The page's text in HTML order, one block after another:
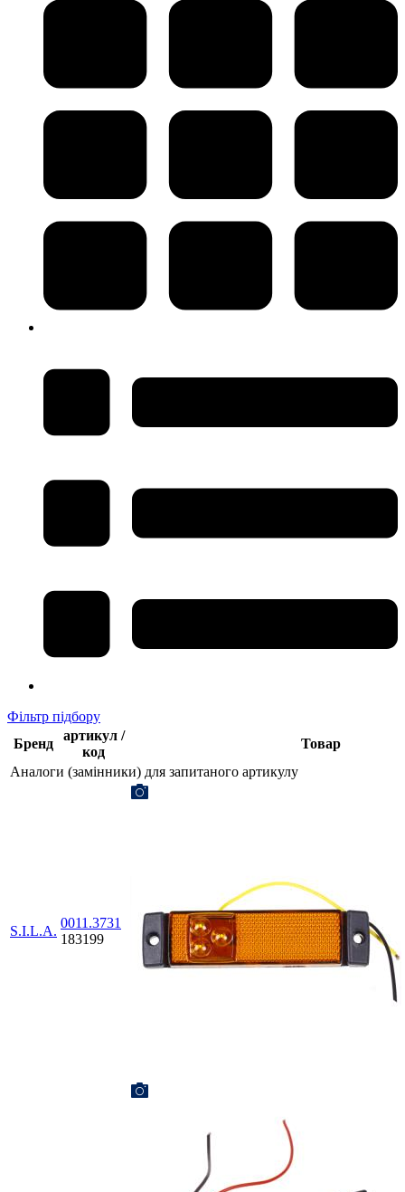
Фільтр підбору
Бренд
артикул /
код
Товар
Аналоги (замінники) для запитаного артикулу
S.I.L.A.
0011.3731
183199